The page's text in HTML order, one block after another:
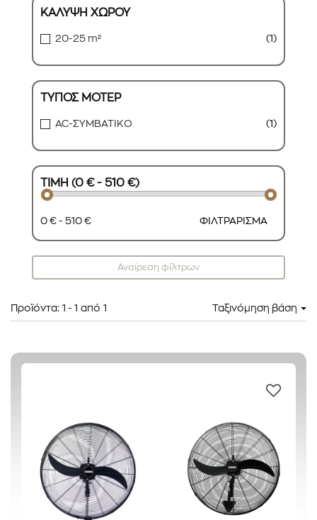
ΚΑΛΥΨΗ ΧΩΡΟΥ
20-25 m² (1)
ΤΥΠΟΣ ΜΟΤΕΡ
AC-ΣΥΜΒΑΤΙΚΟ (1)
ΤΙΜΗ (0 € - 510 €)
0 € - 510 € ΦΙΛΤΡΑΡΙΣΜΑ
Αναίρεση φίλτρων
Προϊόντα: 1 - 1 από 1 Ταξινόμηση βάση